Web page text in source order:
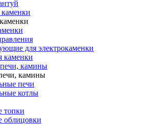
для электрокаменки
каменки
камины
камины
печи
котлы
топки
облицовки